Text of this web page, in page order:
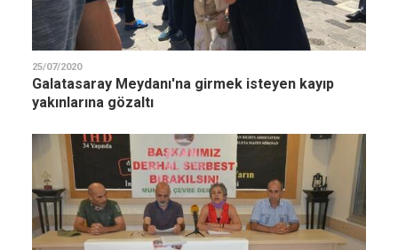
25/07/2020
Galatasaray Meydanı'na girmek isteyen kayıp
yakınlarına gözaltı